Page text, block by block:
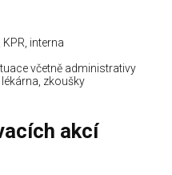
interna
včetně administrativy
zkoušky
akcí